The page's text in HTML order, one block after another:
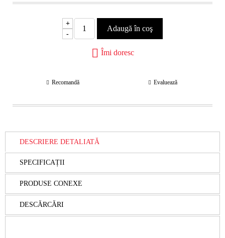
+
-
Îmi doresc
Recomandă Evaluează
DESCRIERE DETALIATĂ
SPECIFICAȚII
PRODUSE CONEXE
DESCĂRCĂRI